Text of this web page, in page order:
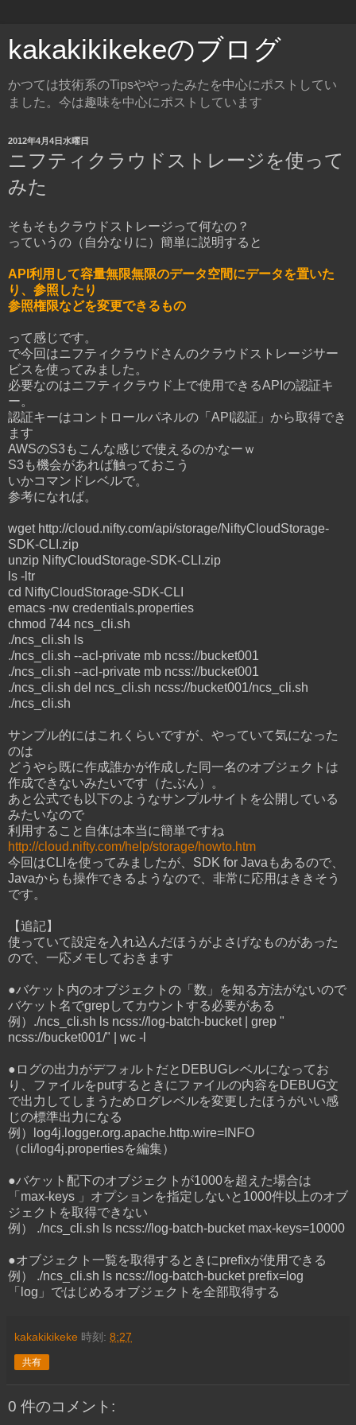
kakakikikekeのブログ
かつては技術系のTipsややったみたを中心にポストしてい
ました。今は趣味を中心にポストしています
2012年4月4日水曜日
ニフティクラウドストレージを使って
みた
そもそもクラウドストレージって何なの？
っていうの（自分なりに）簡単に説明すると
API利用して容量無限無限のデータ空間にデータを置いた
り、参照したり
参照権限などを変更できるもの
って感じです。
で今回はニフティクラウドさんのクラウドストレージサー
ビスを使ってみました。
必要なのはニフティクラウド上で使用できるAPIの認証キ
ー。
認証キーはコントロールパネルの「API認証」から取得でき
ます
AWSのS3もこんな感じで使えるのかなーｗ
S3も機会があれば触っておこう
いかコマンドレベルで。
参考になれば。
wget http://cloud.nifty.com/api/storage/NiftyCloudStorage-
SDK-CLI.zip
unzip NiftyCloudStorage-SDK-CLI.zip
ls -ltr
cd NiftyCloudStorage-SDK-CLI
emacs -nw credentials.properties
chmod 744 ncs_cli.sh
./ncs_cli.sh ls
./ncs_cli.sh --acl-private mb ncss://bucket001
./ncs_cli.sh --acl-private mb ncss://bucket001
./ncs_cli.sh del ncs_cli.sh ncss://bucket001/ncs_cli.sh
./ncs_cli.sh
サンプル的にはこれくらいですが、やっていて気になった
のは
どうやら既に作成誰かが作成した同一名のオブジェクトは
作成できないみたいです（たぶん）。
あと公式でも以下のようなサンプルサイトを公開している
みたいなので
利用すること自体は本当に簡単ですね
http://cloud.nifty.com/help/storage/howto.htm
今回はCLIを使ってみましたが、SDK for Javaもあるので、
Javaからも操作できるようなので、非常に応用はききそう
です。
【追記】
使っていて設定を入れ込んだほうがよさげなものがあった
ので、一応メモしておきます
●バケット内のオブジェクトの「数」を知る方法がないので
バケット名でgrepしてカウントする必要がある
例）./ncs_cli.sh ls ncss://log-batch-bucket | grep "
ncss://bucket001/" | wc -l
●ログの出力がデフォルトだとDEBUGレベルになってお
り、ファイルをputするときにファイルの内容をDEBUG文
で出力してしまうためログレベルを変更したほうがいい感
じの標準出力になる
例）log4j.logger.org.apache.http.wire=INFO
（cli/log4j.propertiesを編集）
●バケット配下のオブジェクトが1000を超えた場合は
「max-keys 」オプションを指定しないと1000件以上のオブ
ジェクトを取得できない
例） ./ncs_cli.sh ls ncss://log-batch-bucket max-keys=10000
●オブジェクト一覧を取得するときにprefixが使用できる
例） ./ncs_cli.sh ls ncss://log-batch-bucket prefix=log
「log」ではじめるオブジェクトを全部取得する
kakakikikeke 時刻: 8:27
共有
0 件のコメント: